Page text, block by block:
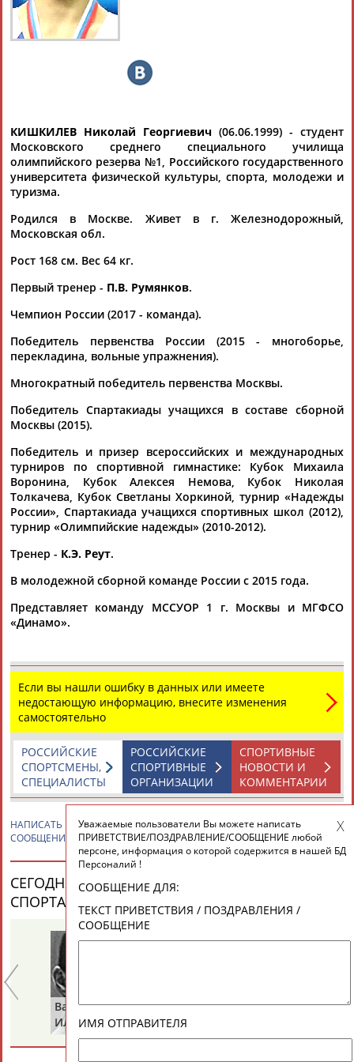
Тамилла
АБАСОВА
Флюра
АББАТЕ-
БУЛАТОВА
Татьяна
АББЯСОВА
Акжана
АБДИКАРИМОВА
Артур
АБДРАХМАНОВ
Каримжан
АБДРАХМАНОВ
Аделя
АБДРАХМАНОВА
Андрей
АБДУВАЛИЕВ
Герман
АБДУЛАЕВ
Рамазан
АБДУЛАЕВ
Тагир
АБДУЛАЕВ
АБДУЛАЗИЗОВАБДУЛБЕКОВ
АБДУЛДАУДОВАБДУЛЖАЛИЛОВАБДУЛКАГИРОВАБДУЛЛАЕВ
24 персон из 13181
ЕЩЁ ПЕРСОНЫ
ТАБЛО АКТИВНОСТИ
ЦЕЛИ ПРОЕКТА КОНТАКТЫ
Вопросы сотрудничества и совместной деятельности
© Стадион, 1998-2026
Адресов в новостной рассылке: 996
Подпишись
КИШКИЛЕВ Николай Георгиевич (06.06.1999) - студент
Московского среднего специального училища
олимпийского резерва №1, Российского государственного
университета физической культуры, спорта, молодежи и
туризма.
Родился в Москве. Живет в г. Железнодорожный,
Московская обл.
Рост 168 см. Вес 64 кг.
Первый тренер - П.В. Румянков.
Чемпион России (2017 - команда).
Победитель первенства России (2015 - многоборье,
перекладина, вольные упражнения).
Многократный победитель первенства Москвы.
Победитель Спартакиады учащихся в составе сборной
Москвы (2015).
Победитель и призер всероссийских и международных
турниров по спортивной гимнастике: Кубок Михаила
Воронина, Кубок Алексея Немова, Кубок Николая
Толкачева, Кубок Светланы Хоркиной, турнир «Надежды
России», Спартакиада учащихся спортивных школ (2012),
турнир «Олимпийские надежды» (2010-2012).
Тренер - К.Э. Реут.
В молодежной сборной команде России с 2015 года.
Представляет команду МССУОР 1 г. Москвы и МГФСО
«Динамо».
Если вы нашли ошибку в данных или имеете
недостающую информацию, внесите изменения
самостоятельно
СПОРТИВНЫЕ
НОВОСТИ И
КОММЕНТАРИИ
РОССИЙСКИЕ
СПОРТИВНЫЕ
ОРГАНИЗАЦИИ
РОССИЙСКИЕ
СПОРТСМЕНЫ,
СПЕЦИАЛИСТЫ
НАПИСАТЬ Николай КИШКИЛЁВПРИВЕТСТВИЕ / ПОЗДРАВЛЕНИЕ /
СООБЩЕНИЕ
СЕГОДНЯ ДЕНЬ РОЖДЕНИЯ У ПЕРСОН ИЗ МИРА
СПОРТА (33 ПЕРСОНАЛИЙ)
ВЕСЬ СПИСОК
Валерий
ИЛЬИНЫХ
Валерий
Уважаемые пользователи Вы можете написать
ПРИВЕТСТВИЕ/ПОЗДРАВЛЕНИЕ/СООБЩЕНИЕ любой
персоне, информация о которой содержится в нашей БД
Персоналий !
СООБЩЕНИЕ ДЛЯ:
ТЕКСТ ПРИВЕТСТВИЯ / ПОЗДРАВЛЕНИЯ /
СООБЩЕНИЕ
ИМЯ ОТПРАВИТЕЛЯ